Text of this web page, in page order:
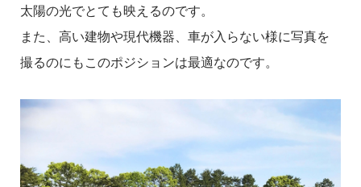
太陽の光でとても映えるのです。
また、高い建物や現代機器、車が入らない様に写真を
撮るのにもこのポジションは最適なのです。